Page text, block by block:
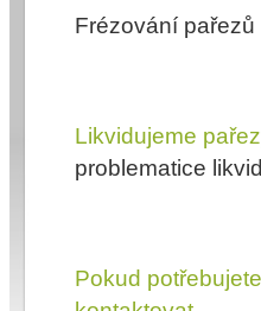
Frézování
Likvidujeme
problematice
Pokud